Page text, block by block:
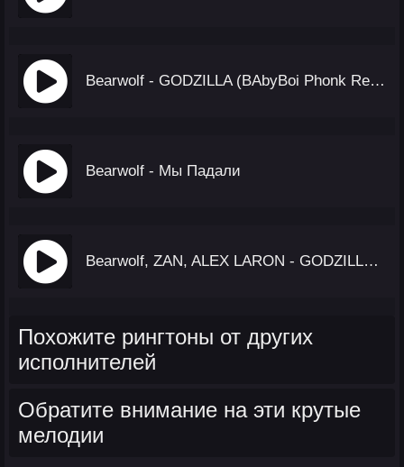
Bearwolf - GODZILLA (BAbyBoi Phonk Remix)
Bearwolf - Мы Падали
Bearwolf, ZAN, ALEX LARON - GODZILLA (ONEGINЪ BLEND)
Похожите рингтоны от других
исполнителей
Обратите внимание на эти крутые
мелодии